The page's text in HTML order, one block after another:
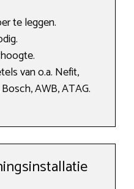
te leggen.
van o.a. Nefit,
AWB, ATAG.